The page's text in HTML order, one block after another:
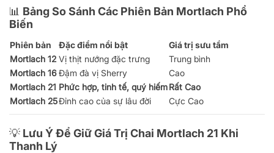
📊 Bảng So Sánh Các Phiên Bản Mortlach Phổ
Biến
Phiên bản Đặc điểm nổi bật
Giá trị sưu tầm
Mortlach 12 Vị thịt nướng đặc trưng
Trung bình
Mortlach 16Đậm đà vị Sherry
Cao
Mortlach 21 Phức hợp, tinh tế, quý hiếmRất Cao
Mortlach 25Đỉnh cao của sự lâu đời Cực Cao
💡 Lưu Ý Để Giữ Giá Trị Chai Mortlach 21 Khi
Thanh Lý